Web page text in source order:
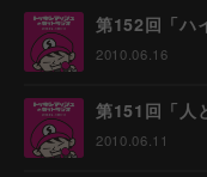
第152回「ハ
2010.06.16
第151回「人
2010.06.11